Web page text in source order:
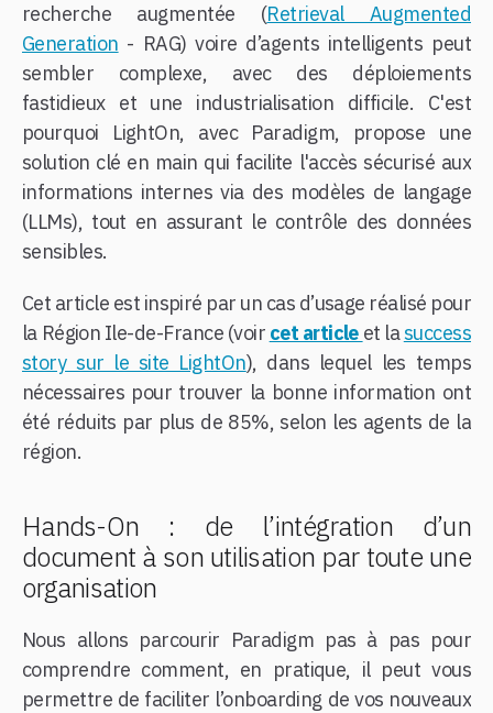
recherche augmentée (Retrieval Augmented
Generation - RAG) voire d’agents intelligents peut
sembler complexe, avec des déploiements
fastidieux et une industrialisation difficile. C'est
pourquoi LightOn, avec Paradigm, propose une
solution clé en main qui facilite l'accès sécurisé aux
informations internes via des modèles de langage
(LLMs), tout en assurant le contrôle des données
sensibles.
Cet article est inspiré par un cas d’usage réalisé pour
la Région Ile-de-France (voir cet article et lasuccess
story sur le site LightOn), dans lequel les temps
nécessaires pour trouver la bonne information ont
été réduits par plus de 85%, selon les agents de la
région.
Hands-On : de l’intégration d’un
document à son utilisation par toute une
organisation
Nous allons parcourir Paradigm pas à pas pour
comprendre comment, en pratique, il peut vous
permettre de faciliter l’onboarding de vos nouveaux